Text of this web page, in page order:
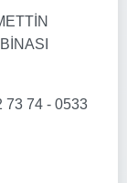
73 74 - 0533